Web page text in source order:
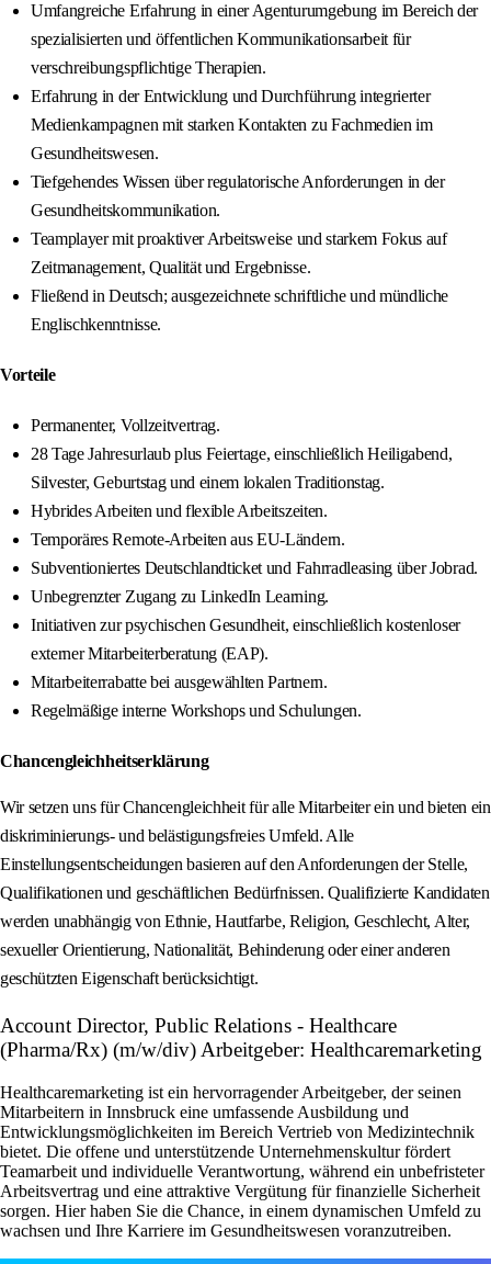
Umfangreiche Erfahrung in einer Agenturumgebung im Bereich der
spezialisierten und öffentlichen Kommunikationsarbeit für
verschreibungspflichtige Therapien.
Erfahrung in der Entwicklung und Durchführung integrierter
Medienkampagnen mit starken Kontakten zu Fachmedien im
Gesundheitswesen.
Tiefgehendes Wissen über regulatorische Anforderungen in der
Gesundheitskommunikation.
Teamplayer mit proaktiver Arbeitsweise und starkem Fokus auf
Zeitmanagement, Qualität und Ergebnisse.
Fließend in Deutsch; ausgezeichnete schriftliche und mündliche
Englischkenntnisse.
Vorteile
Permanenter, Vollzeitvertrag.
28 Tage Jahresurlaub plus Feiertage, einschließlich Heiligabend,
Silvester, Geburtstag und einem lokalen Traditionstag.
Hybrides Arbeiten und flexible Arbeitszeiten.
Temporäres Remote-Arbeiten aus EU-Ländern.
Subventioniertes Deutschlandticket und Fahrradleasing über Jobrad.
Unbegrenzter Zugang zu LinkedIn Learning.
Initiativen zur psychischen Gesundheit, einschließlich kostenloser
externer Mitarbeiterberatung (EAP).
Mitarbeiterrabatte bei ausgewählten Partnern.
Regelmäßige interne Workshops und Schulungen.
Chancengleichheitserklärung
Wir setzen uns für Chancengleichheit für alle Mitarbeiter ein und bieten ein
diskriminierungs- und belästigungsfreies Umfeld. Alle
Einstellungsentscheidungen basieren auf den Anforderungen der Stelle,
Qualifikationen und geschäftlichen Bedürfnissen. Qualifizierte Kandidaten
werden unabhängig von Ethnie, Hautfarbe, Religion, Geschlecht, Alter,
sexueller Orientierung, Nationalität, Behinderung oder einer anderen
geschützten Eigenschaft berücksichtigt.
Account Director, Public Relations - Healthcare
(Pharma/Rx) (m/w/div) Arbeitgeber: Healthcaremarketing
Healthcaremarketing ist ein hervorragender Arbeitgeber, der seinen
Mitarbeitern in Innsbruck eine umfassende Ausbildung und
Entwicklungsmöglichkeiten im Bereich Vertrieb von Medizintechnik
bietet. Die offene und unterstützende Unternehmenskultur fördert
Teamarbeit und individuelle Verantwortung, während ein unbefristeter
Arbeitsvertrag und eine attraktive Vergütung für finanzielle Sicherheit
sorgen. Hier haben Sie die Chance, in einem dynamischen Umfeld zu
wachsen und Ihre Karriere im Gesundheitswesen voranzutreiben.